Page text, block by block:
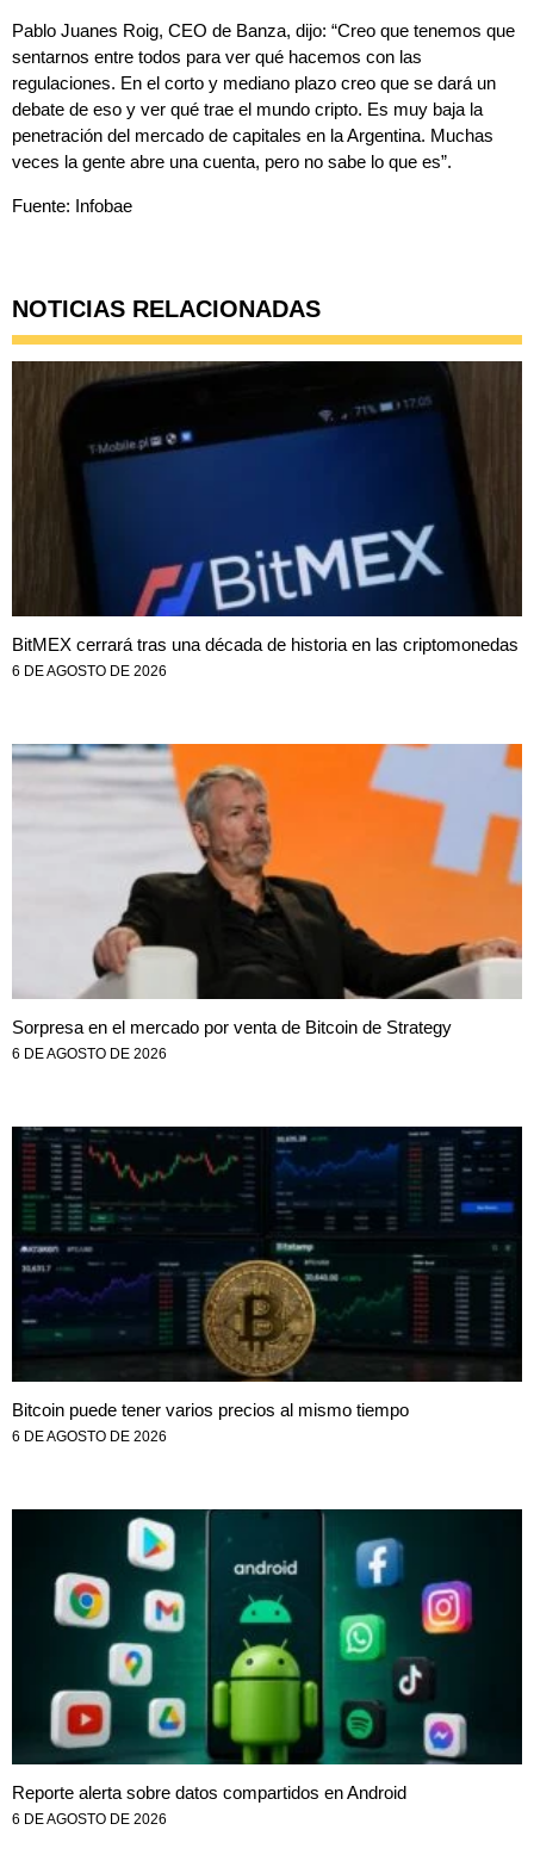
Pablo Juanes Roig, CEO de Banza, dijo: “Creo que tenemos que
sentarnos entre todos para ver qué hacemos con las
regulaciones. En el corto y mediano plazo creo que se dará un
debate de eso y ver qué trae el mundo cripto. Es muy baja la
penetración del mercado de capitales en la Argentina. Muchas
veces la gente abre una cuenta, pero no sabe lo que es”.
Fuente: Infobae
NOTICIAS RELACIONADAS
BitMEX cerrará tras una década de historia en las criptomonedas
6 DE AGOSTO DE 2026
Sorpresa en el mercado por venta de Bitcoin de Strategy
6 DE AGOSTO DE 2026
Bitcoin puede tener varios precios al mismo tiempo
6 DE AGOSTO DE 2026
Reporte alerta sobre datos compartidos en Android
6 DE AGOSTO DE 2026